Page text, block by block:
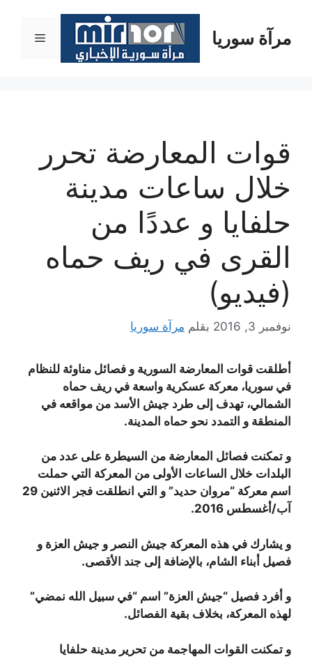
المحتوىمرآة سوريا القائمة
قوات المعارضة تحرر
خلال ساعات مدينة
حلفايا و عددًا من
القرى في ريف حماه
(فيديو)
نوفمبر 3, 2016 بقلم مرآة سوريا
أطلقت قوات المعارضة السورية و فصائل مناوئة للنظام
في سوريا، معركة عسكرية واسعة في ريف حماه
الشمالي، تهدف إلى طرد جيش الأسد من مواقعه في
المنطقة و التمدد نحو حماه المدينة.
و تمكنت فصائل المعارضة من السيطرة على عدد من
البلدات خلال الساعات الأولى من المعركة التي حملت
اسم معركة “مروان حديد” و التي انطلقت فجر الاثنين 29
آب/أغسطس 2016.
و يشارك في هذه المعركة جيش النصر و جيش العزة و
فصيل أبناء الشام، بالإضافة إلى جند الأقصى.
و أفرد فصيل “جيش العزة” اسم “في سبيل الله نمضي”
لهذه المعركة، بخلاف بقية الفصائل.
و تمكنت القوات المهاجمة من تحرير مدينة حلفايا